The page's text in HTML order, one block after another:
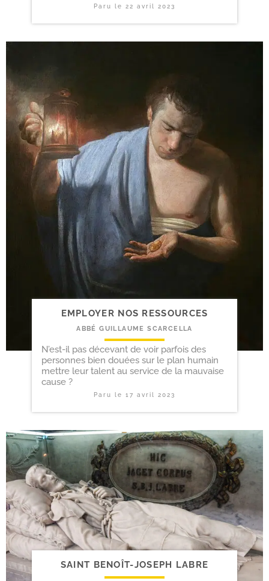
Paru le 22 avril 2023
EMPLOYER NOS RESSOURCES
ABBÉ GUILLAUME SCARCELLA
N’est-il pas décevant de voir parfois des
personnes bien douées sur le plan humain
mettre leur talent au service de la mauvaise
cause ?
Paru le 17 avril 2023
SAINT BENOÎT-​JOSEPH LABRE